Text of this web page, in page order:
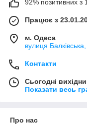
92% позитивних з
Працює з
м. Одеса
вулиця
Контакти
Сьогодні
Показати весь
Про нас